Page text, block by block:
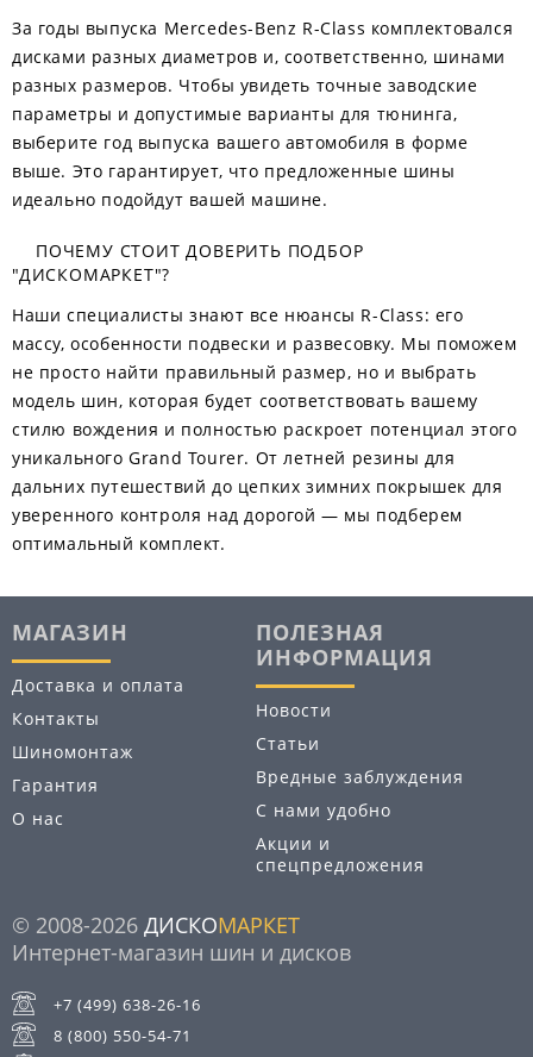
За годы выпуска Mercedes-Benz R-Class комплектовался
дисками разных диаметров и, соответственно, шинами
разных размеров. Чтобы увидеть точные заводские
параметры и допустимые варианты для тюнинга,
выберите год выпуска вашего автомобиля в форме
выше. Это гарантирует, что предложенные шины
идеально подойдут вашей машине.
ПОЧЕМУ СТОИТ ДОВЕРИТЬ ПОДБОР
"ДИСКОМАРКЕТ"?
Наши специалисты знают все нюансы R-Class: его
массу, особенности подвески и развесовку. Мы поможем
не просто найти правильный размер, но и выбрать
модель шин, которая будет соответствовать вашему
стилю вождения и полностью раскроет потенциал этого
уникального Grand Tourer. От летней резины для
дальних путешествий до цепких зимних покрышек для
уверенного контроля над дорогой — мы подберем
оптимальный комплект.
МАГАЗИН
Доставка и оплата
Контакты
Шиномонтаж
Гарантия
О нас
ПОЛЕЗНАЯ
ИНФОРМАЦИЯ
Новости
Статьи
Вредные заблуждения
С нами удобно
Акции и
спецпредложения
© 2008-2026 ДИСКОМАРКЕТ
Интернет-магазин шин и дисков
+7 (499) 638-26-16
8 (800) 550-54-71